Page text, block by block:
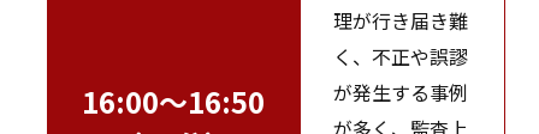
16:00～16:50
理が行き届き難
く、不正や誤謬
が発生する事例
が多く、監査上